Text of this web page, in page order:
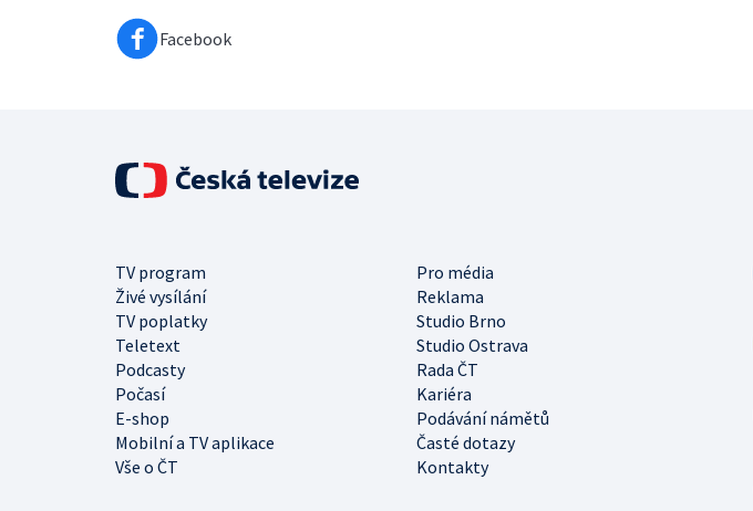
Facebook
TV program
Pro média
Živé vysílání
Reklama
TV poplatky
Studio Brno
Teletext
Studio Ostrava
Podcasty
Rada ČT
Počasí
Kariéra
E-shop
Podávání námětů
Mobilní a TV aplikace
Časté dotazy
Vše o ČT
Kontakty